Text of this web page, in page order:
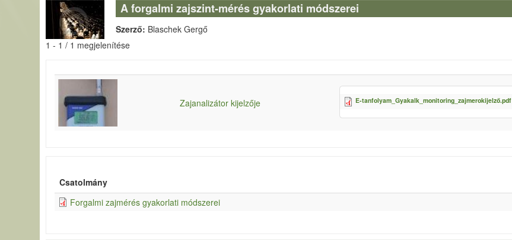
A forgalmi zajszint-mérés gyakorlati módszerei
Szerző: Blaschek Gergő
1 - 1 / 1 megjelenítése
Zajanalizátor kijelzője E-tanfolyam_Gyakalk_monitoring_zajmerokijelző.pdf
Csatolmány
Forgalmi zajmérés gyakorlati módszerei